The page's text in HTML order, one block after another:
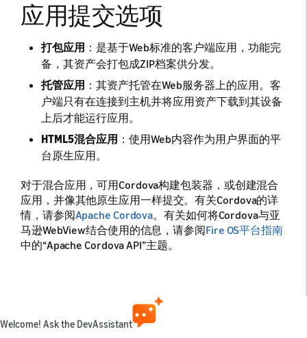
应用提交选项
打包应用 ：是基于Web标准的客户端应用，功能完
备，其资产会打包成ZIP档案供分发。
托管应用 ：其资产托管在Web服务器上的应用。客
户端只有在连接到主机并将应用资产下载到其设备
上后才能运行应用。
HTML5混合应用 ：使用Web内容作为用户界面的平
台原生应用。
对于混合应用，可用Cordova构建包装器，或创建混合
应用，并像其他原生应用一样提交。有关Cordova的详
情，请参阅Apache Cordova。有关如何将Cordova与亚
马逊WebView结合使用的信息，请参阅Fire OS平台指南
中的“Apache Cordova API”主题。
与托管应用相比，打包应用有几个优势：
Welcome! Ask the DevAssistant